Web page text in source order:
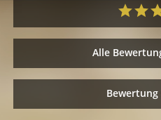
Alle